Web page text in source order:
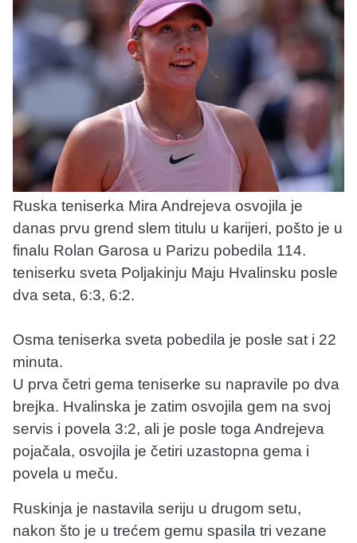
Ruska teniserka Mira Andrejeva osvojila je
danas prvu grend slem titulu u karijeri, pošto je u
finalu Rolan Garosa u Parizu pobedila 114.
teniserku sveta Poljakinju Maju Hvalinsku posle
dva seta, 6:3, 6:2.
Osma teniserka sveta pobedila je posle sat i 22
minuta.
U prva četri gema teniserke su napravile po dva
brejka. Hvalinska je zatim osvojila gem na svoj
servis i povela 3:2, ali je posle toga Andrejeva
pojačala, osvojila je četiri uzastopna gema i
povela u meču.
Ruskinja je nastavila seriju u drugom setu,
nakon što je u trećem gemu spasila tri vezane